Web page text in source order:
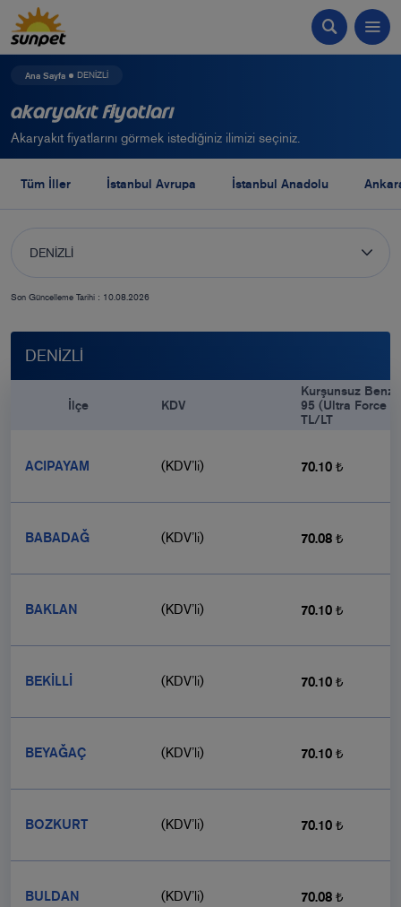
Ana Sayfa DENİZLİ
Akaryakıt Fiyatları
Akaryakıt fiyatlarını görmek istediğiniz ilimizi seçiniz.
Tüm İller İstanbul Avrupa İstanbul Anadolu
DENİZLİ
Son Güncelleme Tarihi : 10.08.2026
DENİZLİ
KDV
Kurşunsuz
95 (Ultra Force
TL/LT
ACIPAYAM (KDV’li) 70.10 ₺
BABADAĞ (KDV’li) 70.08 ₺
BAKLAN (KDV’li) 70.10 ₺
BEKİLLİ (KDV’li) 70.10 ₺
BEYAĞAÇ (KDV’li) 70.10 ₺
BOZKURT (KDV’li) 70.10 ₺
BULDAN (KDV’li) 70.08 ₺